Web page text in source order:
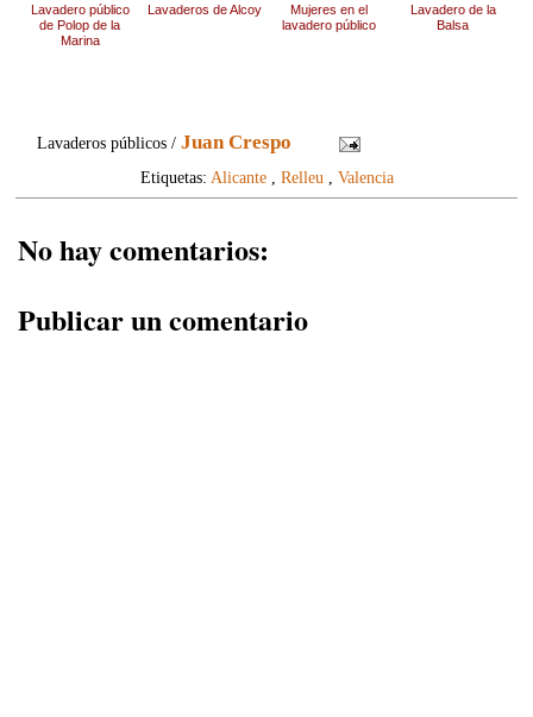
Lavadero público
de Polop de la
Marina
Lavaderos de Alcoy
Mujeres en el
lavadero público
Lavadero de la
Balsa
Lavaderos públicos /Juan Crespo
Etiquetas: Alicante, Relleu, Valencia
No hay comentarios:
Publicar un comentario